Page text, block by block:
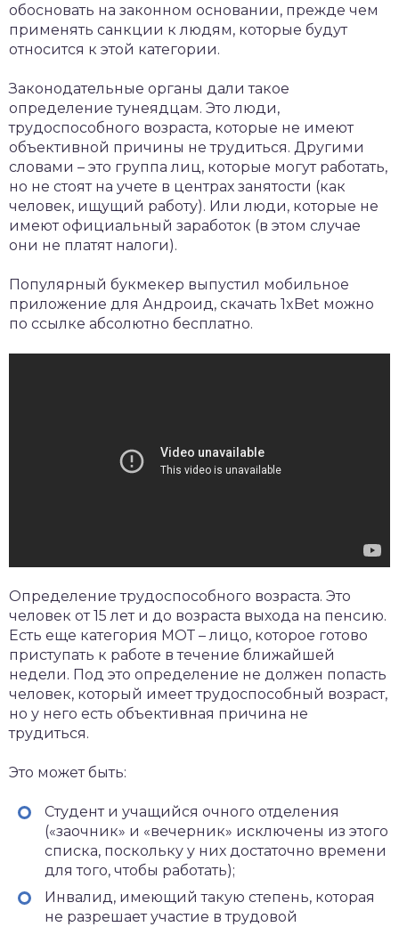
обосновать на законном основании, прежде чем
применять санкции к людям, которые будут
относится к этой категории.
Законодательные органы дали такое
определение тунеядцам. Это люди,
трудоспособного возраста, которые не имеют
объективной причины не трудиться. Другими
словами – это группа лиц, которые могут работать,
но не стоят на учете в центрах занятости (как
человек, ищущий работу). Или люди, которые не
имеют официальный заработок (в этом случае
они не платят налоги).
Популярный букмекер выпустил мобильное
приложение для Андроид, скачать 1xBet можно
по ссылке абсолютно бесплатно.
Определение трудоспособного возраста. Это
человек от 15 лет и до возраста выхода на пенсию.
Есть еще категория МОТ – лицо, которое готово
приступать к работе в течение ближайшей
недели. Под это определение не должен попасть
человек, который имеет трудоспособный возраст,
но у него есть объективная причина не
трудиться.
Это может быть:
Студент и учащийся очного отделения
(«заочник» и «вечерник» исключены из этого
списка, поскольку у них достаточно времени
для того, чтобы работать);
Инвалид, имеющий такую степень, которая
не разрешает участие в трудовой